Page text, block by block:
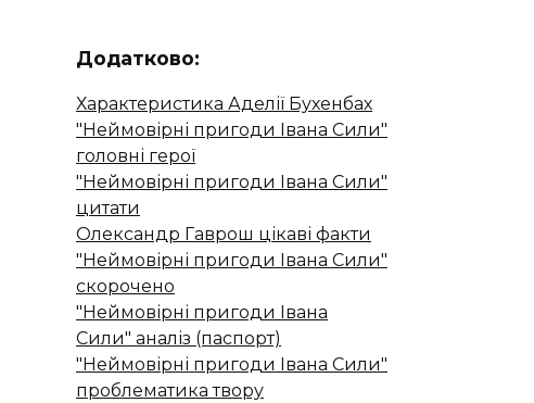
Додатково:
Характеристика Аделії Бухенбах
"Неймовірні пригоди Івана Сили"
головні герої
"Неймовірні пригоди Івана Сили"
цитати
Олександр Гаврош цікаві факти
"Неймовірні пригоди Івана Сили"
скорочено
"Неймовірні пригоди Івана
Сили" аналіз (паспорт)
"Неймовірні пригоди Івана Сили"
проблематика твору